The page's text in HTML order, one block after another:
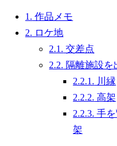
1. 作品メモ
2. ロケ地
2.1. 交差点
2.2. 隔離施設を
2.2.1. 川縁
2.2.2. 高架
2.2.3. 手
架